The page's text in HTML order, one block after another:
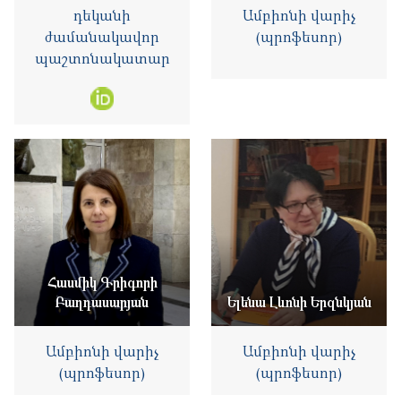
դեկանի
ժամանակավոր
պաշտոնակատար
Ամբիոնի վարիչ
(պրոֆեսոր)
Հասմիկ Գրիգորի
Բաղդասարյան
Ամբիոնի վարիչ
(պրոֆեսոր)
Ելենա Լևոնի Երզնկյան
Ամբիոնի վարիչ
(պրոֆեսոր)